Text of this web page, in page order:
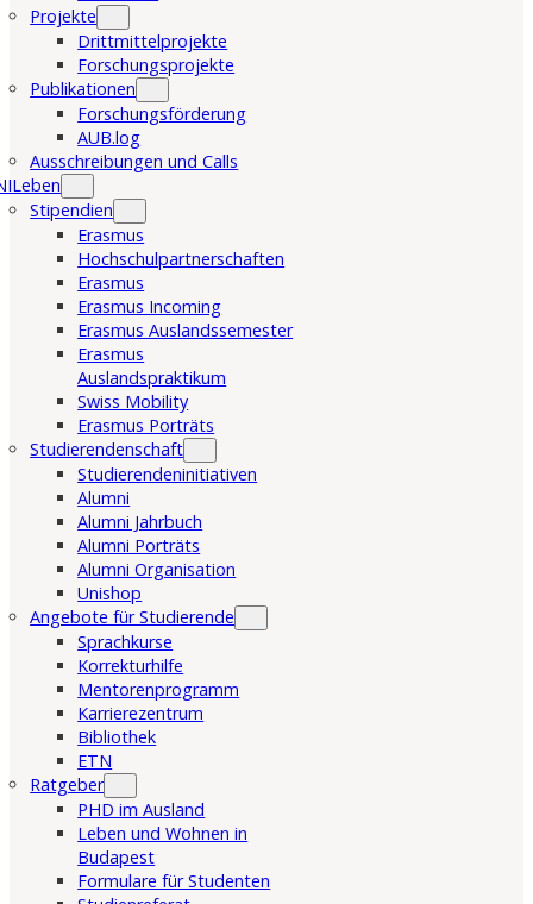
Projekte
Drittmittelprojekte
Forschungsprojekte
Publikationen
Forschungsförderung
AUB.log
Ausschreibungen und Calls
Stipendien
Erasmus
Hochschulpartnerschaften
Erasmus
Erasmus Incoming
Erasmus Auslandssemester
Erasmus
Auslandspraktikum
Swiss Mobility
Erasmus Porträts
Studierendenschaft
Studierendeninitiativen
Alumni
Alumni Jahrbuch
Alumni Porträts
Alumni Organisation
Unishop
Angebote für Studierende
Sprachkurse
Korrekturhilfe
Mentorenprogramm
Karrierezentrum
Bibliothek
ETN
Ratgeber
PHD im Ausland
Leben und Wohnen in
Budapest
Formulare für Studenten